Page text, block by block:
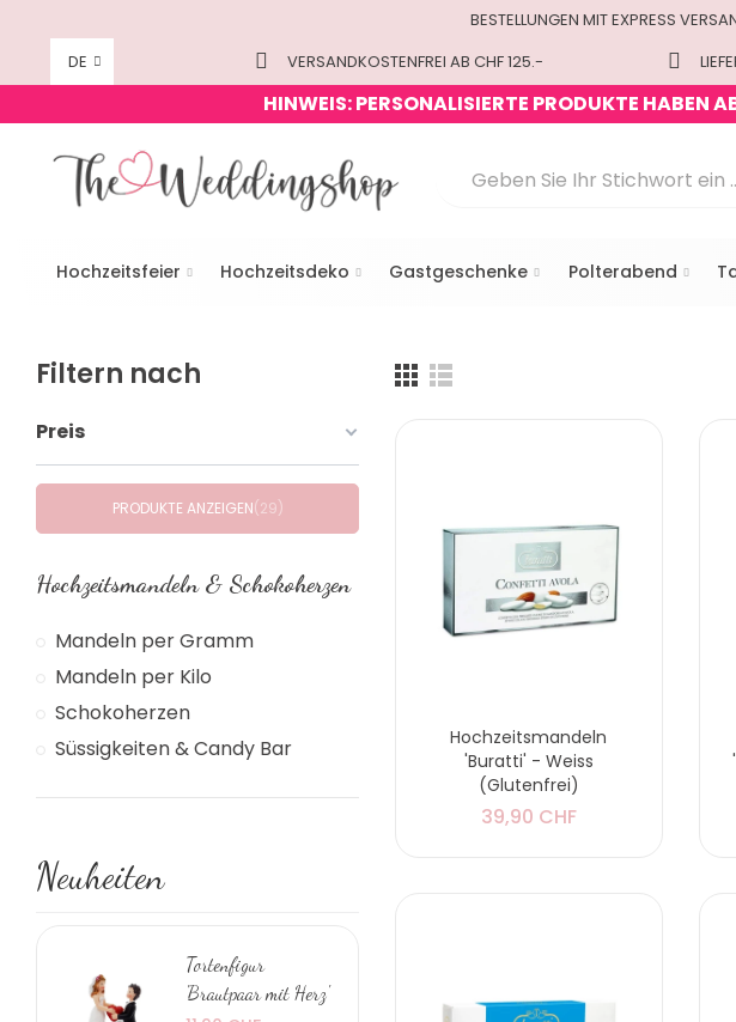
BESTELLUNGEN MIT EXPRESS
DE
VERSANDKOSTENFREI AB CHF 125.-
HINWEIS: PERSONALISIERTE PRODUKTE HABEN
Hochzeitsfeier Hochzeitsdeko Gastgeschenke Polterabend
Hochzeitsmandeln
'Buratti' - Weiss
(Glutenfrei)
39,90 CHF
Filtern nach
Preis
PRODUKTE ANZEIGEN 29
Hochzeitsmandeln & Schokoherzen
Mandeln per Gramm
Mandeln per Kilo
Schokoherzen
Süssigkeiten & Candy Bar
Neuheiten
Tortenfigur
'Brautpaar mit Herz'